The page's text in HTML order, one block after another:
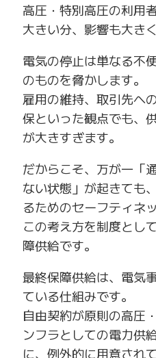
高圧・特別高圧の利用
大きい分、影響も大き
電気の停止は単なる不
のものを脅かします。
雇用の維持、取引先へ
保といった観点でも、
が大きすぎます。
だからこそ、万が一「
ない状態」が起きても
るためのセーフティネ
この考え方を制度とし
障供給です。
最終保障供給は、電気
ている仕組みです。
自由契約が原則の高圧
ンフラとしての電力供
に、例外的に用意され